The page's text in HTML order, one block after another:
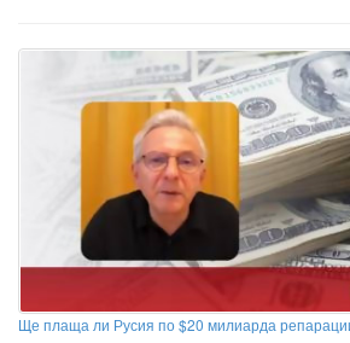
Ще плаща ли Русия по $20 милиарда